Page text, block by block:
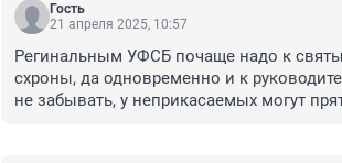
Гость
21 апреля 2025, 10:57
Регинальным УФСБ почаще надо к
схроны, да одновременно и к
не забывать, у неприкасаемых могут